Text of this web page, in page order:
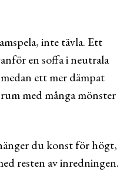
inte tävla. Ett
en soffa i neutrala
ett mer dämpat
med många mönster
du konst för högt,
resten av inredningen.